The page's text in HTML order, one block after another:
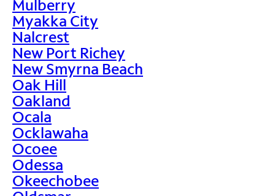
Mulberry
Myakka City
Nalcrest
New Port Richey
New Smyrna Beach
Oak Hill
Oakland
Ocala
Ocklawaha
Ocoee
Odessa
Okeechobee